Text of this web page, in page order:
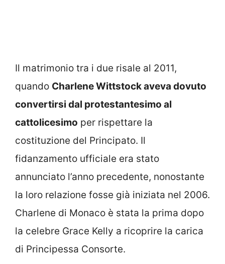
Il matrimonio tra i due risale al 2011,
quando Charlene Wittstock aveva dovuto
convertirsi dal protestantesimo al
cattolicesimo per rispettare la
costituzione del Principato. Il
fidanzamento ufficiale era stato
annunciato l’anno precedente, nonostante
la loro relazione fosse già iniziata nel 2006.
Charlene di Monaco è stata la prima dopo
la celebre Grace Kelly a ricoprire la carica
di Principessa Consorte.